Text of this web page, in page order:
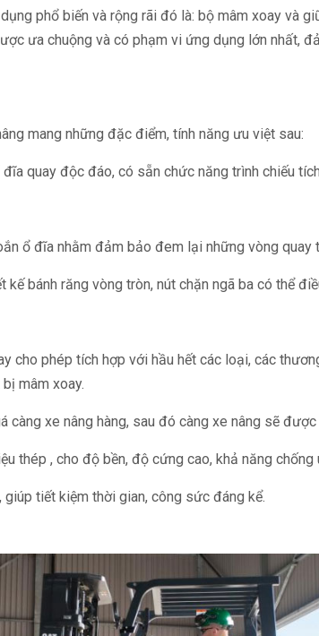
phổ biến và rộng rãi đó là: bộ mâm xoay và
ưa chuộng và có phạm vi ứng dụng lớn nhất,
mang những đặc điểm, tính năng ưu việt sau:
quay độc đáo, có sẵn chức năng trình chiếu
ổ đĩa nhằm đảm bảo đem lại những vòng quay
bánh răng vòng tròn, nút chặn ngã ba có thể
cho phép tích hợp với hầu hết các loại, các
mâm xoay.
xe nâng hàng, sau đó càng xe nâng sẽ
thép , cho độ bền, độ cứng cao, khả năng chống
tiết kiệm thời gian, công sức đáng kể.